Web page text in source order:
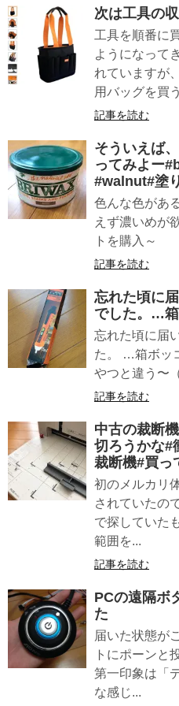
次は工具の
工具を順番に
ようになって
れていますが
用バッグを買
記事を読む
そういえば
ってみよー
#walnut#塗
色んな色があ
えず濃いめが
トを購入～
記事を読む
忘れた頃に
でした。…
忘れた頃に届
た。 …箱ボッ
やつと違う〜
記事を読む
中古の裁断
切ろうかな#
裁断機#買っ
初のメルカリ
されていたの
で探していた
範囲を...
記事を読む
PCの遠隔ボ
た
届いた状態が
トにポーンと
第一印象は「
な感じ...